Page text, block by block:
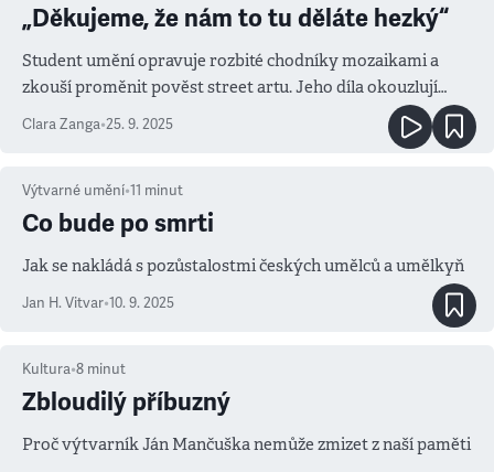
„Děkujeme, že nám to tu děláte hezký“
Student umění opravuje rozbité chodníky mozaikami a
zkouší proměnit pověst street artu. Jeho díla okouzlují
veřejnost a matou zdejší úřady
Clara Zanga•25. 9. 2025
Výtvarné umění•11 minut
Co bude po smrti
Jak se nakládá s pozůstalostmi českých umělců a umělkyň
Jan H. Vitvar•10. 9. 2025
Kultura•8 minut
Zbloudilý příbuzný
Proč výtvarník Ján Mančuška nemůže zmizet z naší paměti